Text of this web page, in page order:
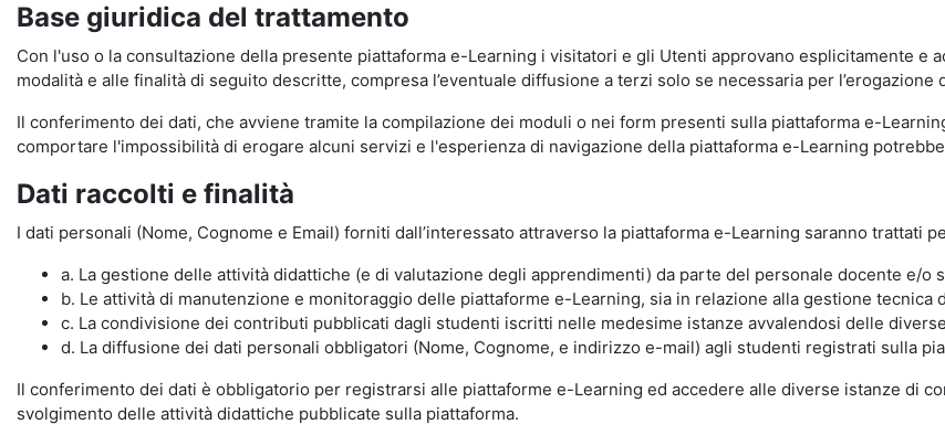
Base giuridica del trattamento
Con l'uso o la consultazione della presente piattaforma e-Learning i visitatori e gli Utenti approvano esplicitamente e
modalità e alle finalità di seguito descritte, compresa l’eventuale diffusione a terzi solo se necessaria per l’erogazione
Il conferimento dei dati, che avviene tramite la compilazione dei moduli o nei form presenti sulla piattaforma e-
comportare l'impossibilità di erogare alcuni servizi e l'esperienza di navigazione della piattaforma e-Learning
Dati raccolti e finalità
I dati personali (Nome, Cognome e Email) forniti dall’interessato attraverso la piattaforma e-Learning saranno trattati
a. La gestione delle attività didattiche (e di valutazione degli apprendimenti) da parte del personale docente e/o
b. Le attività di manutenzione e monitoraggio delle piattaforme e-Learning, sia in relazione alla gestione tecnica
c. La condivisione dei contributi pubblicati dagli studenti iscritti nelle medesime istanze avvalendosi delle
d. La diffusione dei dati personali obbligatori (Nome, Cognome, e indirizzo e-mail) agli studenti registrati sulla
Il conferimento dei dati è obbligatorio per registrarsi alle piattaforme e-Learning ed accedere alle diverse istanze di
svolgimento delle attività didattiche pubblicate sulla piattaforma.